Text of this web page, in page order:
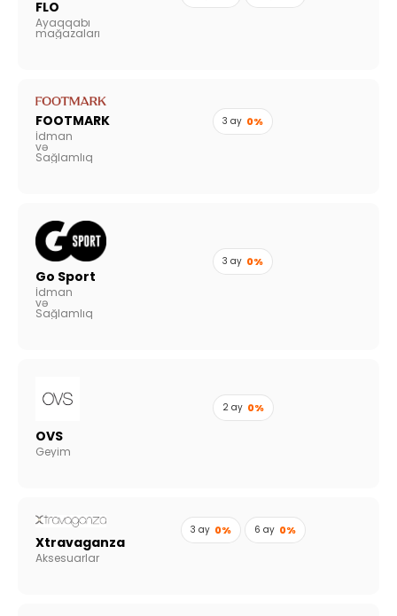
FLO
Ayaqqabı
mağazaları
FOOTMARK
İdman
və
Sağlamlıq
3 ay 0%
Go Sport
İdman
və
Sağlamlıq
3 ay 0%
OVS
Geyim
2 ay 0%
Xtravaganza
Aksesuarlar
3 ay 0% 6 ay 0%